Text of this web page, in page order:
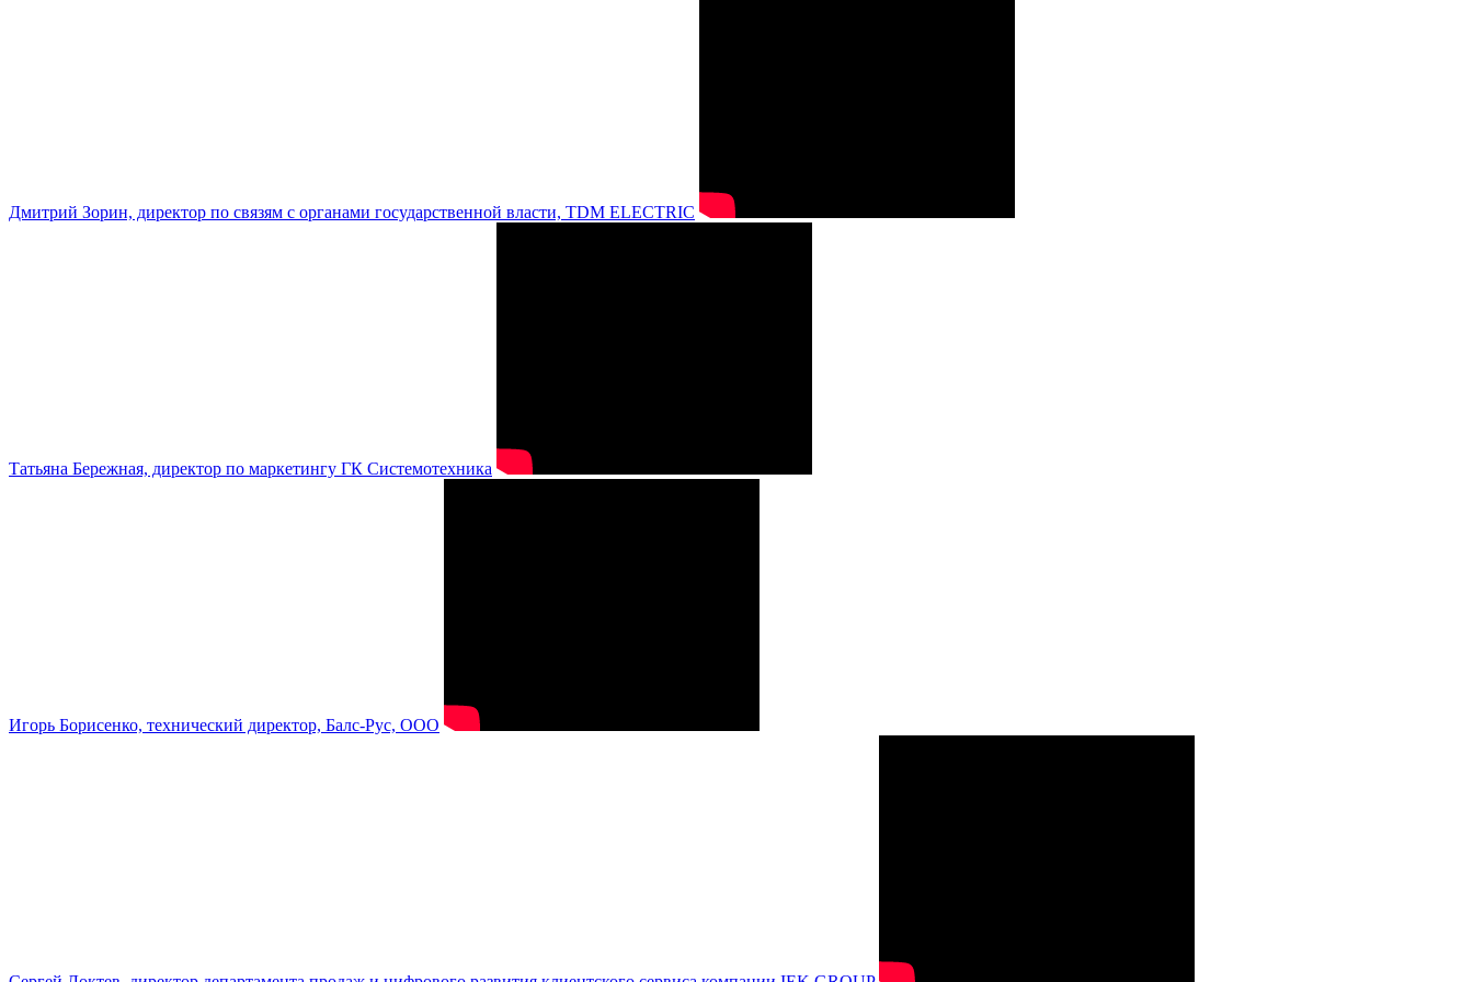
Дмитрий Зорин, директор по связям с органами государственной власти, TDM ELECTRIC
Татьяна Бережная, директор по маркетингу ГК Системотехника
Игорь Борисенко, технический директор, Балс-Рус, ООО